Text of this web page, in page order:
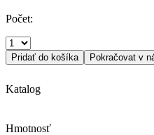
Počet:
Pridať do košíka Pokračovat v
Katalog
Hmotnosť